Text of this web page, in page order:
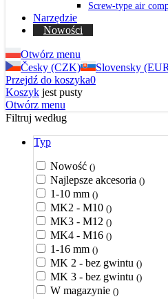
Screw-type air
Narzędzie
Nowości
Otwórz menu
Česky (CZK)
Slovensky
Przejdź do koszyka0
Koszyk jest pusty
Otwórz menu
Filtruj według
Typ
Nowość ()
Najlepsze akcesoria ()
1-10 mm ()
MK2 - M10 ()
MK3 - M12 ()
MK4 - M16 ()
1-16 mm ()
MK 2 - bez gwintu ()
MK 3 - bez gwintu ()
W magazynie ()